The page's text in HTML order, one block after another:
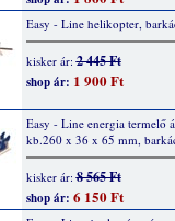
Easy - Line helikopter,
kisker ár:2 445 Ft
shop ár: 1 900 Ft
Easy - Line energia termelő
kb.260 x 36 x 65 mm,
kisker ár:8 565 Ft
shop ár: 6 150 Ft